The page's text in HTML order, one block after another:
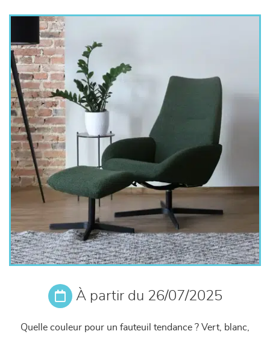
literie
décoration
À partir du 26/07/2025
Quelle couleur pour un fauteuil tendance ? Vert, blanc,